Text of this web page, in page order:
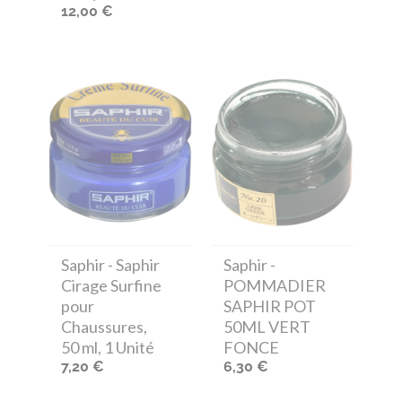
12,00 €
Saphir- Saphir
Cirage Surfine
pour
Chaussures,
50 ml, 1 Unité
7,20 €
Saphir-
POMMADIER
SAPHIR POT
50ML VERT
FONCE
6,30 €